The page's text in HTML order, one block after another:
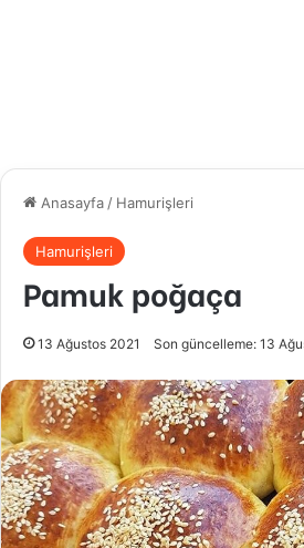
Anasayfa / Hamurişleri
Hamurişleri
Pamuk poğaça
13 Ağustos 2021 Son güncelleme: 13